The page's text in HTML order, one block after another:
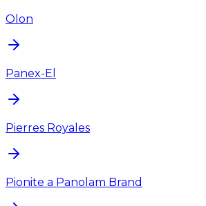
Olon
Panex-El
Pierres Royales
Pionite a Panolam Brand